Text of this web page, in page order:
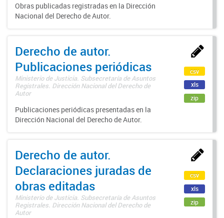
Obras publicadas registradas en la Dirección
Nacional del Derecho de Autor.
Derecho de autor.
Publicaciones periódicas
Ministerio de Justicia. Subsecretaría de Asuntos
Registrales. Dirección Nacional del Derecho de
Autor
Publicaciones periódicas presentadas en la
Dirección Nacional del Derecho de Autor.
csv
xls
zip
Derecho de autor.
Declaraciones juradas de
obras editadas
Ministerio de Justicia. Subsecretaría de Asuntos
Registrales. Dirección Nacional del Derecho de
Autor
csv
xls
zip